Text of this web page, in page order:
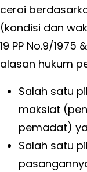
cerai
(kondisi dan
19 PP No.9/1975
alasan hukum
Salah satu
maksiat
pemadat)
Salah satu